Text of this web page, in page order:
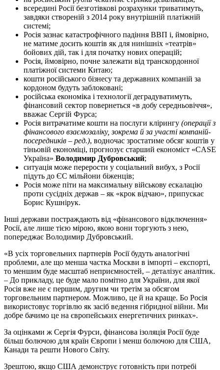
всередині Росії безготівкові розрахунки триватимуть,
завдяки створеній з 2014 року внутрішній платіжній
системі;
Росія зазнає катастрофічного падіння ВВП і, ймовірно,
не матиме досить коштів як для нинішніх «театрів»
бойових дій, так і для початку нових операцій;
Росія, ймовірно, почне залежати від транскордонної
платіжної системи Китаю;
кошти російського бізнесу та державних компаній за
кордоном будуть заблоковані;
російська економіка і технології деградуватимуть,
фінансовий сектор повернеться «в добу середньовіччя»,
вважає Сергій Фурса;
Росія витрачатиме кошти на послуги клірингу (операції з
фінансового взаємозаліку, зокрема й за участі компаній-
посередників – ред.), водночас зростатиме обсяг коштів у
тіньовій економіці, прогнозує старший економіст «CASE
Україна» Володимир Дубровський;
ситуація може перерости у соціальний вибух, з Росії
підуть до ЄС мільйони біженців;
Росія може піти на максимальну військову ескалацію
проти сусідніх держав – як «крок відчаю», припускає
Борис Кушнірук.
Інші держави постраждають від «фінансового відключення»
Росії, але лише тією мірою, якою вони торгують з нею,
попереджає Володимир Дубровський.
«В усіх торговельних партнерів Росії будуть аналогічні
проблеми, але що менша частка Москви в імпорті – експорті,
то меншим буде масштаб неприємностей, – деталізує аналітик.
– До прикладу, це буде мало помітно для України, для якої
Росія вже не є першим, другим чи третім за обсягом
торговельним партнером. Можливо, це й на краще. Бо Росія
використовує торгівлю як засіб ведення гібридної війни. Ми
добре бачимо це на європейських енергетичних ринках».
За оцінками ж Сергія Фурси, фінансова ізоляція Росії буде
більш болючою для країн Європи і менш болючою для США,
Канади та решти Нового Світу.
Зрештою, якщо США демонструє готовність при потребі